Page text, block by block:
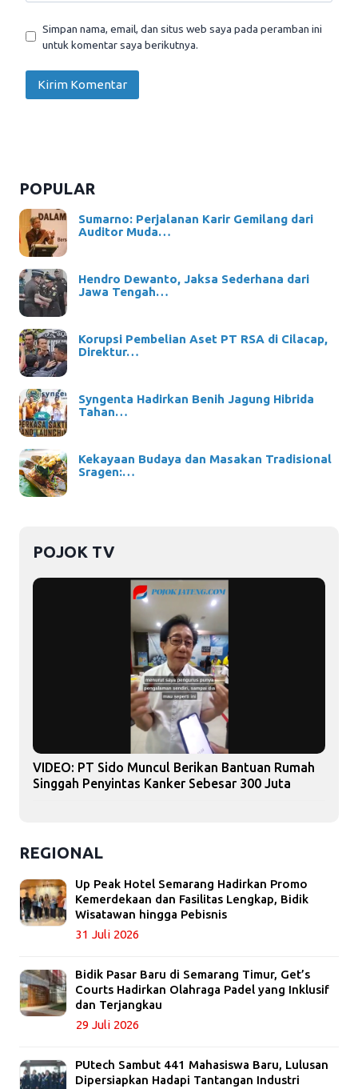
Simpan nama, email, dan situs web saya pada peramban ini
untuk komentar saya berikutnya.
POPULAR
Sumarno: Perjalanan Karir Gemilang dari
Auditor Muda…
Hendro Dewanto, Jaksa Sederhana dari
Jawa Tengah…
Korupsi Pembelian Aset PT RSA di Cilacap,
Direktur…
Syngenta Hadirkan Benih Jagung Hibrida
Tahan…
Kekayaan Budaya dan Masakan Tradisional
Sragen:…
POJOK TV
VIDEO: PT Sido Muncul Berikan Bantuan Rumah
Singgah Penyintas Kanker Sebesar 300 Juta
REGIONAL
Up Peak Hotel Semarang Hadirkan Promo
Kemerdekaan dan Fasilitas Lengkap, Bidik
Wisatawan hingga Pebisnis
31 Juli 2026
Bidik Pasar Baru di Semarang Timur, Get’s
Courts Hadirkan Olahraga Padel yang Inklusif
dan Terjangkau
29 Juli 2026
PUtech Sambut 441 Mahasiswa Baru, Lulusan
Dipersiapkan Hadapi Tantangan Industri